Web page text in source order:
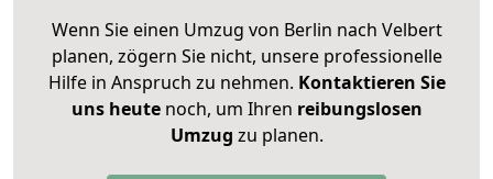
Wenn Sie einen Umzug von Berlin nach Velbert
planen, zögern Sie nicht, unsere professionelle
Hilfe in Anspruch zu nehmen. Kontaktieren Sie
uns heutenoch, um Ihren reibungslosen
Umzug zu planen.